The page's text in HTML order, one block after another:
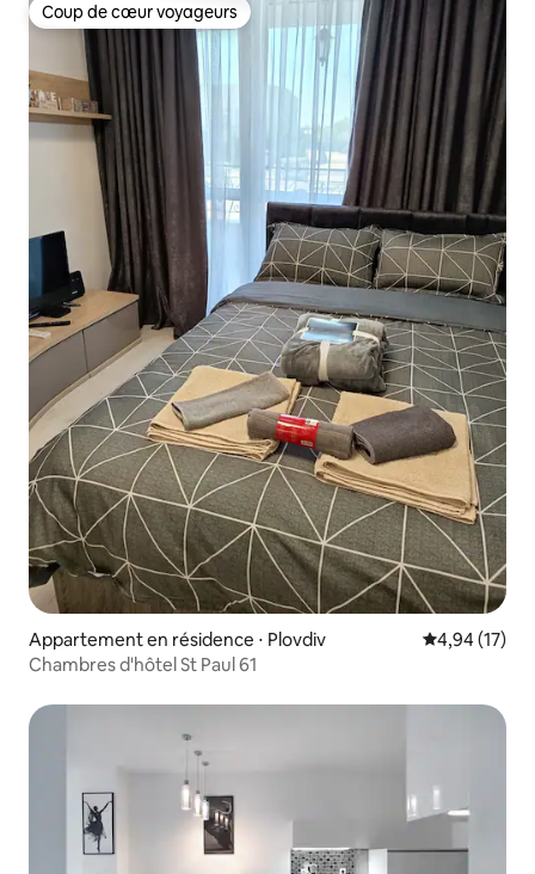
Coup de cœur voyageurs
Coup de cœur voyageurs
Appartement en résidence ⋅ Plovdiv Évaluation
4,94 (17)
Chambres d'hôtel St Paul 61